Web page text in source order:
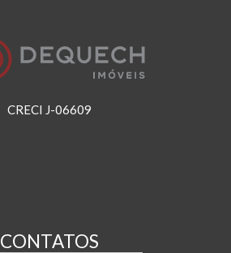
CRECI J-06609
CONTATOS